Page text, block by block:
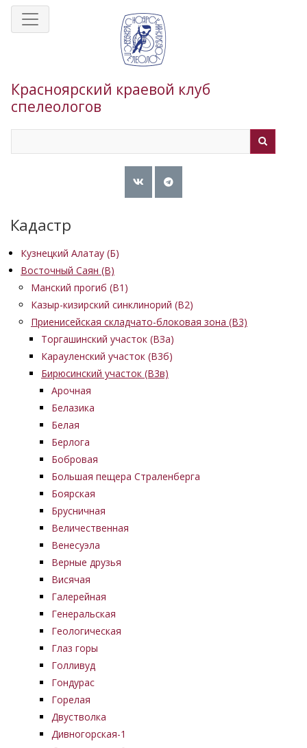
Перейти
Красноярский краевой клуб
спелеологов
Кадастр
Кузнецкий Алатау (Б)
Восточный Саян (B)
Манский прогиб (B1)
Казыр-кизирский синклинорий (В2)
Приенисейская складчато-блоковая зона (В3)
Торгашинский участок (ВЗа)
Карауленский участок (В3б)
Бирюсинский участок (В3в)
Арочная
Белазика
Белая
Берлога
Бобровая
Большая пещера Страленберга
Боярская
Брусничная
Величественная
Венесуэла
Верные друзья
Висячая
Галерейная
Генеральская
Геологическая
Глаз горы
Голливуд
Гондурас
Горелая
Двустволка
Дивногорская-1